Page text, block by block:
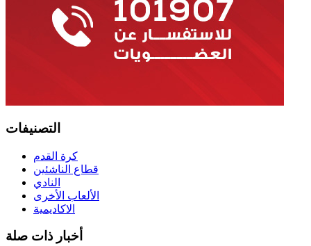
التصنيفات
كرة القدم
قطاع الناشئين
النادي
الألعاب الأخرى
الاكاديمية
أخبار ذات صلة